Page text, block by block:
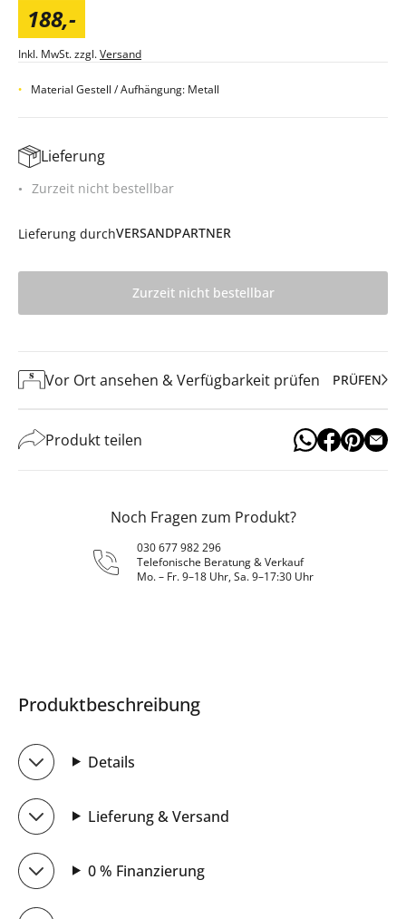
188,-
Inkl. MwSt. zzgl.Versand
Material Gestell / Aufhängung: Metall
Lieferung
Zurzeit nicht bestellbar
Lieferung durchVERSANDPARTNER
Zurzeit nicht bestellbar
Vor Ort ansehen & Verfügbarkeit prüfen PRÜFEN
Produkt teilen
Noch Fragen zum Produkt?
030 677 982 296
Telefonische Beratung & Verkauf
Mo. – Fr. 9–18 Uhr, Sa. 9–17:30 Uhr
Produktbeschreibung
Details
Lieferung & Versand
0 % Finanzierung